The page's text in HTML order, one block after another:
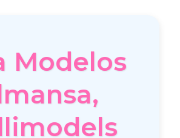
Modelos